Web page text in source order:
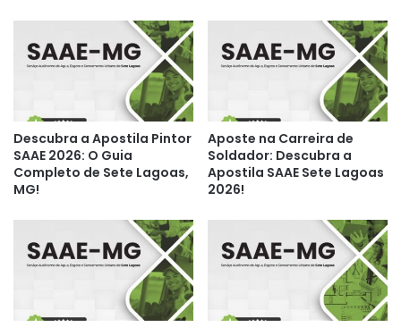
Descubra a Apostila Pintor
SAAE 2026: O Guia
Completo de Sete Lagoas,
MG!
Aposte na Carreira de
Soldador: Descubra a
Apostila SAAE Sete Lagoas
2026!